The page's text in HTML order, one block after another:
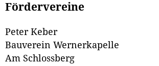
Fördervereine
Peter Keber
Bauverein Wernerkapelle
Am Schlossberg